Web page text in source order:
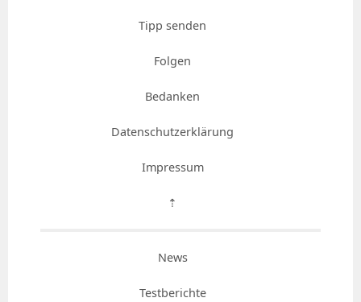
Tipp senden
Folgen
Bedanken
Datenschutzerklärung
Impressum
⇡
News
Testberichte